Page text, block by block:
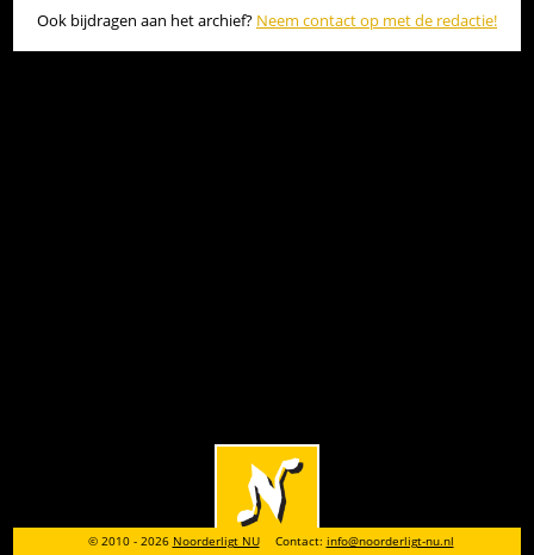
Ook bijdragen aan het archief? Neem contact op met de redactie!
© 2010 - 2026 Noorderligt NU Contact: info@noorderligt-nu.nl